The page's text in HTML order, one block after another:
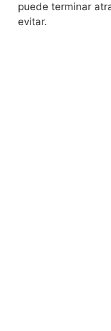
puede terminar
evitar.